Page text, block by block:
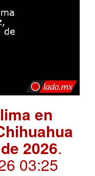
en
2026.
03:25